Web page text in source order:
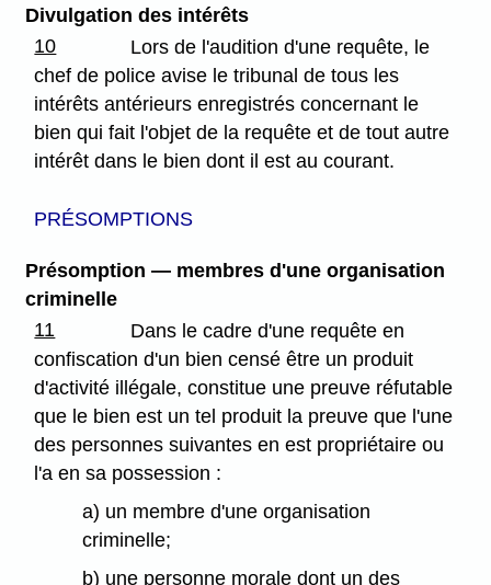
Divulgation des intérêts
10
Lors de l'audition d'une requête, le
chef de police avise le tribunal de tous les
intérêts antérieurs enregistrés concernant le
bien qui fait l'objet de la requête et de tout autre
intérêt dans le bien dont il est au courant.
PRÉSOMPTIONS
Présomption — membres d'une organisation
criminelle
11
Dans le cadre d'une requête en
confiscation d'un bien censé être un produit
d'activité illégale, constitue une preuve réfutable
que le bien est un tel produit la preuve que l'une
des personnes suivantes en est propriétaire ou
l'a en sa possession :
a) un membre d'une organisation
criminelle;
b) une personne morale dont un des